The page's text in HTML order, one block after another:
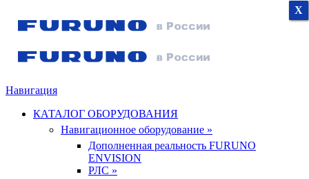
Навигация
КАТАЛОГ ОБОРУДОВАНИЯ
Навигационное оборудование »
Дополненная реальность FURUNO
ENVISION
РЛС »
X
X
X